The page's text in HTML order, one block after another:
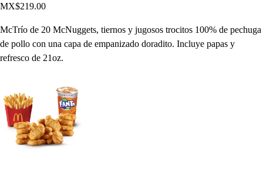
MX$219.00
McTrío de 20 McNuggets, tiernos y jugosos trocitos 100% de pechuga
de pollo con una capa de empanizado doradito. Incluye papas y
refresco de 21oz.